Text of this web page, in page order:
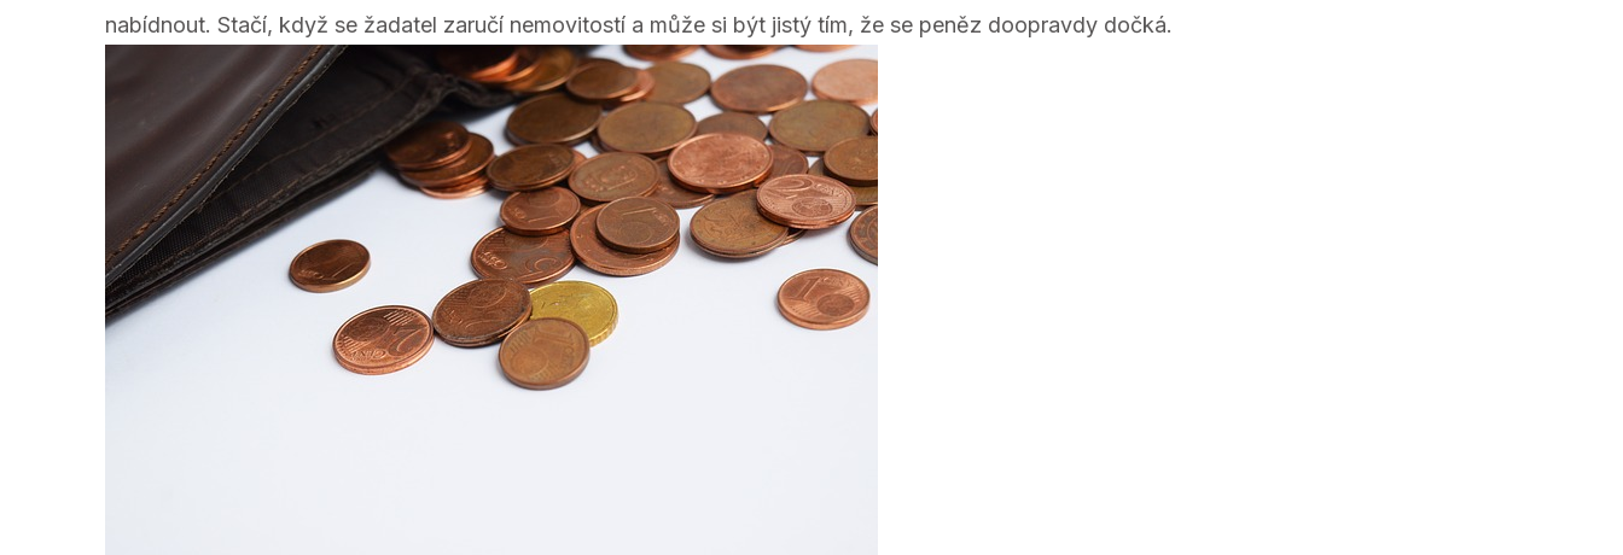
nabídnout. Stačí, když se žadatel zaručí nemovitostí a může si být jistý tím, že se peněz doopravdy dočká.